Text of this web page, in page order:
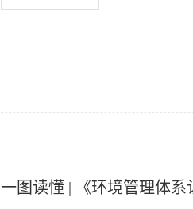
一图读懂 | 《环境管理体系